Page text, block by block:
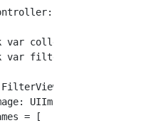
var collectionView:
var filterPhoto:
UIImage!
= [